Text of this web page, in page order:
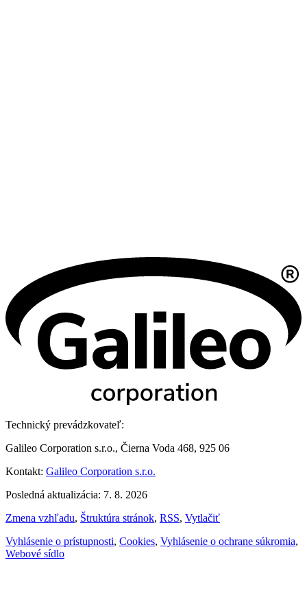
Technický prevádzkovateľ:
Galileo Corporation s.r.o., Čierna Voda 468, 925 06
Kontakt: Galileo Corporation s.r.o.
Posledná aktualizácia: 7. 8. 2026
Zmena vzhľadu, Štruktúra stránok, RSS, Vytlačiť
Vyhlásenie o prístupnosti, Cookies, Vyhlásenie o ochrane súkromia,
Webové sídlo